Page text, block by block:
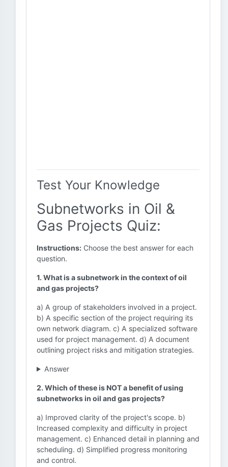
Test Your Knowledge
Subnetworks in Oil &
Gas Projects Quiz:
Instructions: Choose the best answer for each
question.
1. What is a subnetwork in the context of oil
and gas projects?
a) A group of stakeholders involved in a project.
b) A specific section of the project requiring its
own network diagram. c) A specialized software
used for project management. d) A document
outlining project risks and mitigation strategies.
Answer
2. Which of these is NOT a benefit of using
subnetworks in oil and gas projects?
a) Improved clarity of the project's scope. b)
Increased complexity and difficulty in project
management. c) Enhanced detail in planning and
scheduling. d) Simplified progress monitoring
and control.